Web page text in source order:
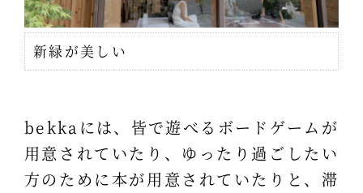
新緑が美しい
bekkaには、皆で遊べるボードゲームが
用意されていたり、ゆったり過ごしたい
方のために本が用意されていたりと、滞